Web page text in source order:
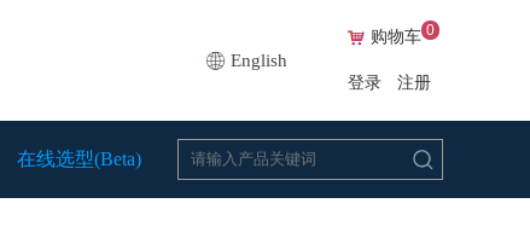
English
购物车 0
登录 注册
在线选型(Beta)